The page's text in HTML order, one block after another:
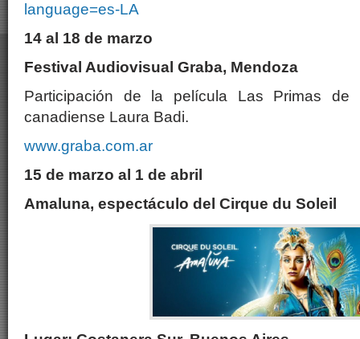
language=es-LA
14 al 18 de marzo
Festival Audiovisual Graba, Mendoza
Participación de la película Las Primas de
canadiense Laura Badi.
www.graba.com.ar
15 de marzo al 1 de abril
Amaluna, espectáculo del Cirque du Soleil